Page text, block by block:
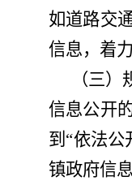
如道路交
信息，着
（三
信息公开
到 “依法公
镇政府信